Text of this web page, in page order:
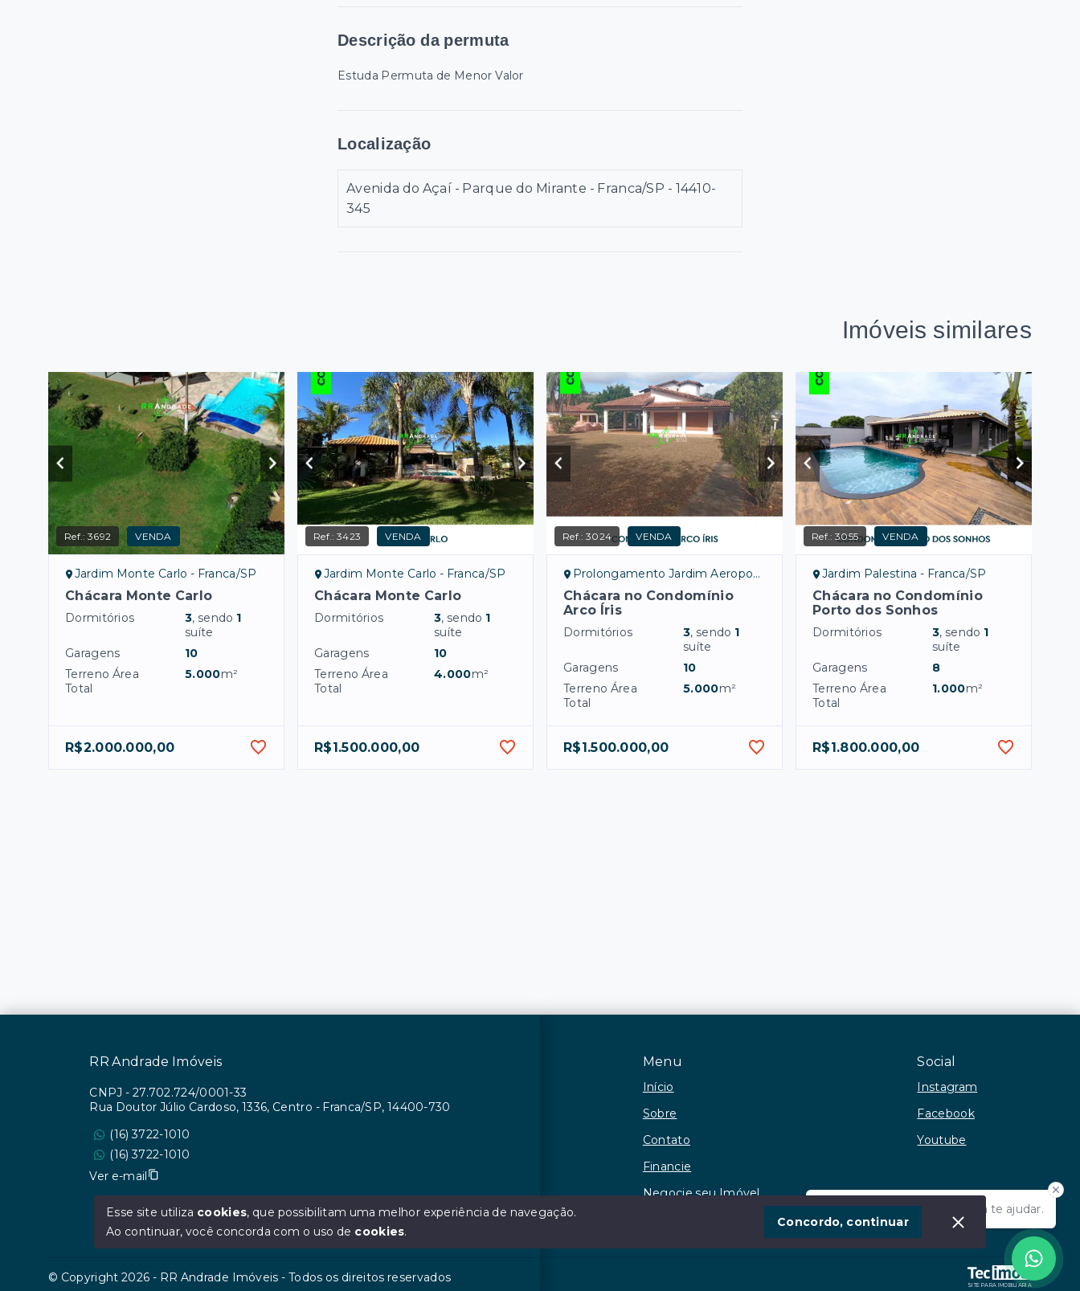
Descrição da permuta
Estuda Permuta de Menor Valor
Localização
Avenida do Açaí - Parque do Mirante - Franca/SP - 14410-
345
Imóveis similares
Ref.:3692 VENDA
Jardim Monte Carlo - Franca/SP
Chácara Monte Carlo
Dormitórios 3, sendo 1
suíte
Garagens
10
Terreno Área
Total
5.000m²
R$2.000.000,00
Ref.:3423 VENDA
Jardim Monte Carlo - Franca/SP
Chácara Monte Carlo
Dormitórios 3, sendo 1
suíte
Garagens
10
Terreno Área
Total
4.000m²
R$1.500.000,00
Ref.:3024 VENDA
Prolongamento Jardim Aeroporto I - Franca/SP
Chácara no Condomínio
Arco Íris
Dormitórios 3, sendo 1
suíte
Garagens
10
Terreno Área
Total
5.000m²
R$1.500.000,00
Ref.:3055 VENDA
Jardim Palestina - Franca/SP
Chácara no Condomínio
Porto dos Sonhos
Dormitórios 3, sendo 1
suíte
Garagens
8
Terreno Área
Total
1.000m²
R$1.800.000,00
Menu
Início
Sobre
Contato
Financie
Negocie seu Imóvel
Social
Instagram
Facebook
Youtube
SITE PARA IMOBILIARIA
RR Andrade Imóveis
CNPJ - 27.702.724/0001-33
Rua Doutor Júlio Cardoso, 1336, Centro - Franca/SP, 14400-730
(16) 3722-1010
(16) 3722-1010
Ver e-mail
© Copyright 2026 - RR Andrade Imóveis - Todos os direitos reservados
Olá! Estamos disponíveis para te ajudar.
Esse site utiliza cookies, que possibilitam uma melhor experiência de navegação.
Ao continuar, você concorda com o uso de cookies.
Concordo, continuar